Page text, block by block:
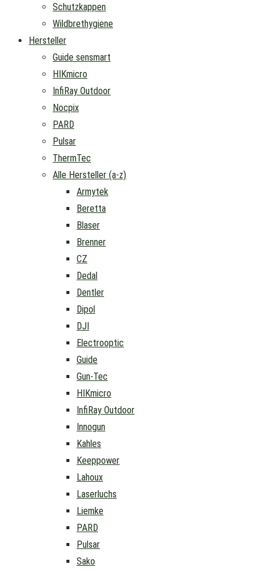
Schutzkappen
Wildbrethygiene
Hersteller
Guide sensmart
HIKmicro
InfiRay Outdoor
Nocpix
PARD
Pulsar
ThermTec
Alle Hersteller (a-z)
Armytek
Beretta
Blaser
Brenner
CZ
Dedal
Dentler
Dipol
DJI
Electrooptic
Guide
Gun-Tec
HIKmicro
InfiRay Outdoor
Innogun
Kahles
Keeppower
Lahoux
Laserluchs
Liemke
PARD
Pulsar
Sako